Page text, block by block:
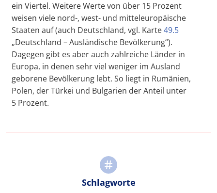
ein Viertel. Weitere Werte von über 15 Prozent
weisen viele nord-, west- und mitteleuropäische
Staaten auf (auch Deutschland, vgl. Karte49.5
„Deutschland – Ausländische Bevölkerung“).
Dagegen gibt es aber auch zahlreiche Länder in
Europa, in denen sehr viel weniger im Ausland
geborene Bevölkerung lebt. So liegt in Rumänien,
Polen, der Türkei und Bulgarien der Anteil unter
5 Prozent.
Schlagworte